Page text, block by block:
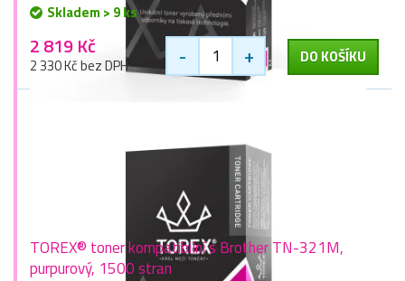
Skladem > 9 ks
2 819 Kč
2 330 Kč bez DPH - + DO KOŠÍKU
TOREX® toner kompatibilní s Brother TN-321M,
purpurový, 1500 stran